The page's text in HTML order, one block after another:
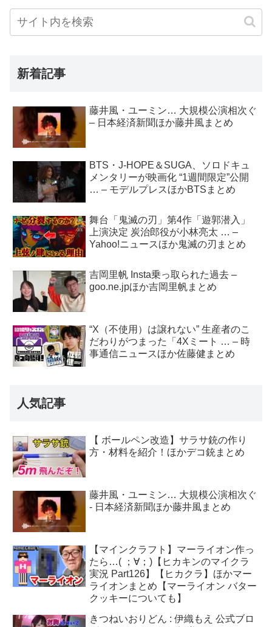
新着記事
藤井風・ユーミン… 大規模公演相次ぐ
– 日本経済新聞ほか藤井風まとめ
BTS・J-HOPE＆SUGA、ソロドキュ
メンタリーが映画化 “1週間限定”公開
… – モデルプレスほかBTSまとめ
舞台「鬼滅の刃」第4作「遊郭潜入」
上演決定 炭治郎役が小林亮太 … –
Yahoo!ニュースほか鬼滅の刃まとめ
吉岡里帆 Insta乗っ取られた過去 –
goo.ne.jpほか吉岡里帆まとめ
“X（不使用）は譲れない” 生産者のこ
だわりがつまった「4Xミート … – 時
事通信ニュースほか佐藤健まとめ
人気記事
【 ボールペン改造】サラサ銃の作り
方・材料を紹介！ほかデコ銃まとめ
藤井風・ユーミン… 大規模公演相次ぐ
- 日本経済新聞ほか藤井風まとめ
【マインクラフト】マーライオン作っ
たら…( ；∀；)【ヒカキンのマイクラ
実況 Part126】【ヒカクラ】ほかマー
ライオンまとめ【マーライオン バター
クッキーについても】
きつねいおりどん : 伊織もえ 公式ブロ